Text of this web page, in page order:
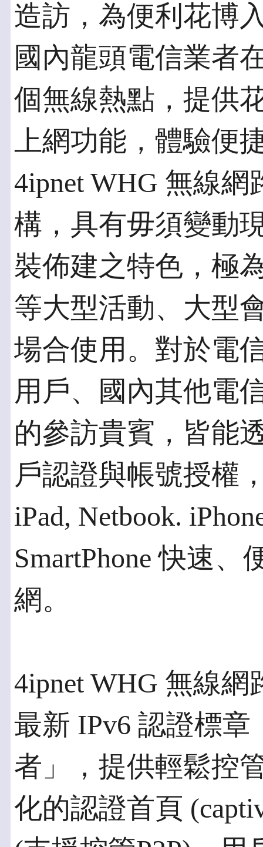
造訪，為便利花博
國內龍頭電信業者
個無線熱點，提供
上網功能，體驗便
4ipnet WHG 無線
構，具有毋須變動
裝佈建之特色，極
等大型活動、大型
場合使用。對於電
用戶、國內其他電
的參訪貴賓，皆能
戶認證與帳號授權
iPad, Netbook.
SmartPhone 快速
網。
4ipnet WHG 無線
最新 IPv6 認證標
者」，提供輕鬆控
化的認證首頁